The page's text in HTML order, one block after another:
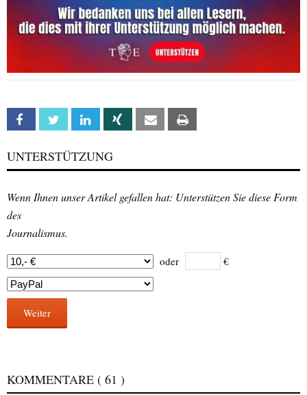
Facebook Twitter Linkedin Xing Email
UNTERSTÜTZUNG
Wenn Ihnen unser Artikel gefallen hat: Unterstützen Sie diese Form
des
Journalismus.
oder €
Weiter
KOMMENTARE ( 61 )